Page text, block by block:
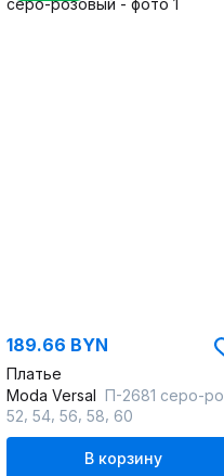
189.66 BYN
Платье
Moda Versal П-2681 серо-розовый
52 54 56 58 60
В корзину